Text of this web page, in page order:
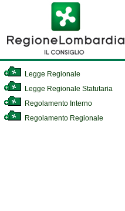
Legge Regionale
Legge Regionale Statutaria
Regolamento Interno
Regolamento Regionale